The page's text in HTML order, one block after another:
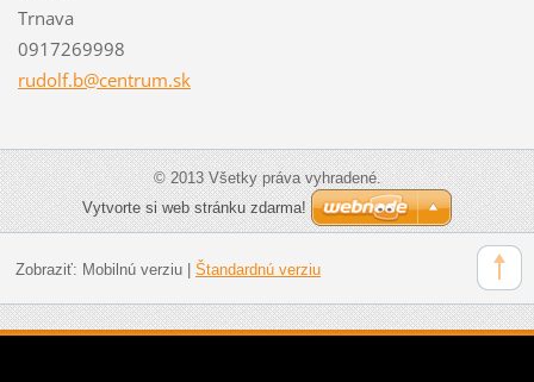
Trnava
0917269998
rudolf.b@centrum.sk
© 2013 Všetky práva vyhradené.
Vytvorte si web stránku zdarma!
Zobraziť: Mobilnú verziu| Štandardnú verziu